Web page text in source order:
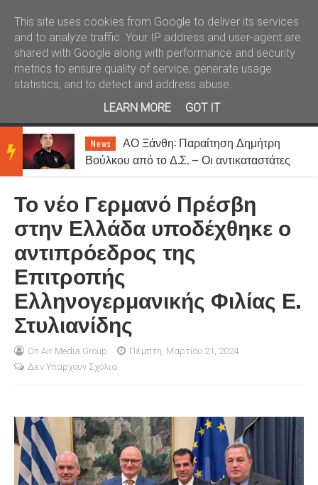
Καλώς ήλθατε Kral News
BRE
AKIN
NEW
News
ΑΟ Ξάνθη: Παραίτηση Δημήτρη
Βούλκου από το Δ.Σ. – Οι αντικαταστάτες
Το νέο Γερμανό Πρέσβη
στην Ελλάδα υποδέχθηκε ο
αντιπρόεδρος της
Επιτροπής
Ελληνογερμανικής Φιλίας Ε.
Στυλιανίδης
On Air Media Group
Πέμπτη, Μαρτίου 21, 2024
Δεν Υπάρχουν Σχόλια
This site uses cookies from Google to deliver its services
and to analyze traffic. Your IP address and user-agent are
shared with Google along with performance and security
metrics to ensure quality of service, generate usage
statistics, and to detect and address abuse.
LEARN MORE
GOT IT